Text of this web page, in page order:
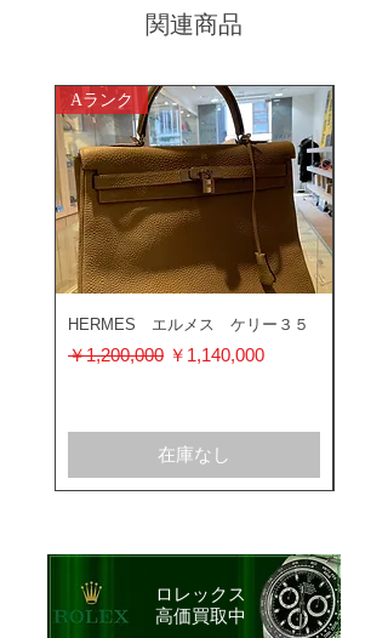
関連商品
Aランク
HERMES エルメス ケリー３５
通常価格
￥1,200,000 セール価格
￥1,140,000
在庫なし
ロレックス
​高価買取中